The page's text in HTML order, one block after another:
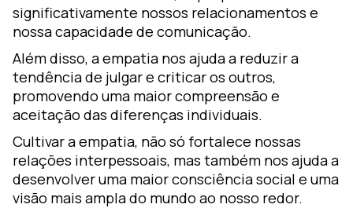
significativamente nossos relacionamentos e
nossa capacidade de comunicação.
Além disso, a empatia nos ajuda a reduzir a
tendência de julgar e criticar os outros,
promovendo uma maior compreensão e
aceitação das diferenças individuais.
Cultivar a empatia, não só fortalece nossas
relações interpessoais, mas também nos ajuda a
desenvolver uma maior consciência social e uma
visão mais ampla do mundo ao nosso redor.